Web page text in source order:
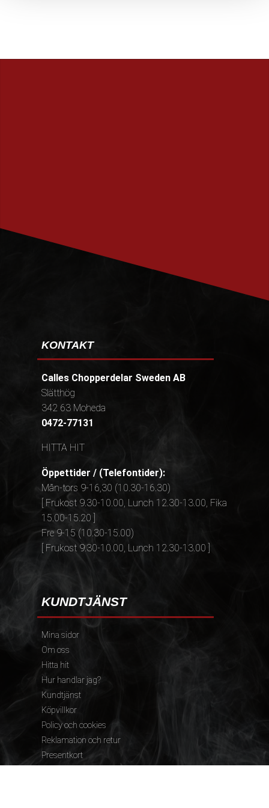
KONTAKT
Calles Chopperdelar Sweden AB
Slätthög
342 63 Moheda
0472-77131
HITTA HIT
Öppettider / (Telefontider):
Mån-tors 9-16,30 (10.30-16.30)
[ Frukost 9.30-10.00, Lunch 12.30-13.00, Fika
15.00-15.20 ]
Fre 9-15 (10.30-15.00)
[ Frukost 9.30-10.00, Lunch 12.30-13.00 ]
KUNDTJÄNST
Mina sidor
Om oss
Hitta hit
Hur handlar jag?
Kundtjänst
Köpvillkor
Policy och cookies
Reklamation och retur
Presentkort